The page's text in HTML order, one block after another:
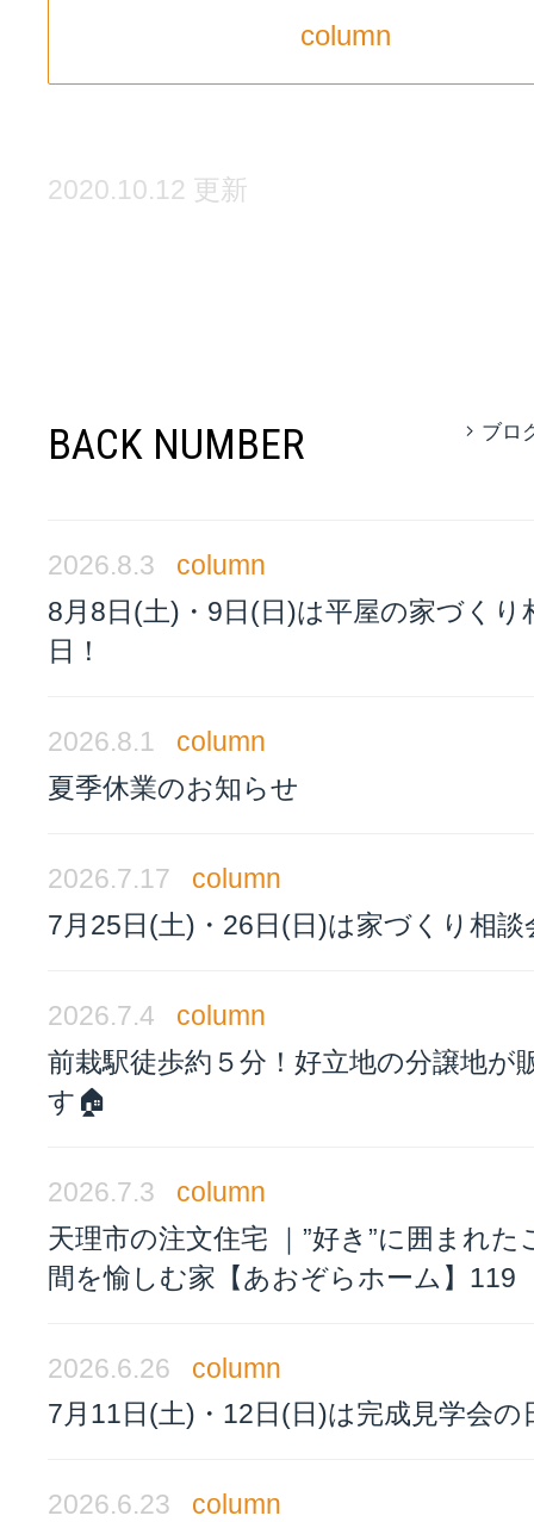
column
2020.10.12 更新
BACK NUMBER ブロ
2026.8.3
column
8月8日(土)・9日(日)は平屋の家づくり
日！
2026.8.1
column
夏季休業のお知らせ
2026.7.17
column
7月25日(土)・26日(日)は家づくり相談
2026.7.4
column
前栽駅徒歩約５分！好立地の分譲地が
す🏠
2026.7.3
column
天理市の注文住宅 ｜”好き”に囲まれた
間を愉しむ家【あおぞらホーム】119
2026.6.26
column
7月11日(土)・12日(日)は完成見学会の
2026.6.23 column